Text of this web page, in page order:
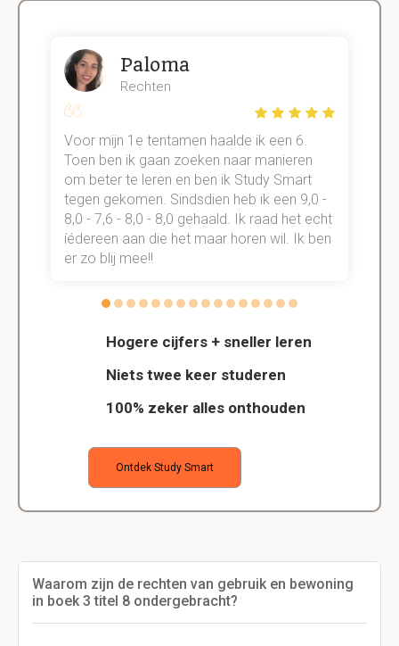
Hogere cijfers + sneller leren
Niets twee keer studeren
100% zeker alles onthouden
Ontdek Study Smart
Paloma
Rechten
Voor mijn 1e tentamen haalde ik een 6.
Toen ben ik gaan zoeken naar manieren
om beter te leren en ben ik Study Smart
tegen gekomen. Sindsdien heb ik een 9,0 -
8,0 - 7,6 - 8,0 - 8,0 gehaald. Ik raad het echt
íédereen aan die het maar horen wil. Ik ben
er zo blij mee!!
Waarom zijn de rechten van gebruik en bewoning
in boek 3 titel 8 ondergebracht?